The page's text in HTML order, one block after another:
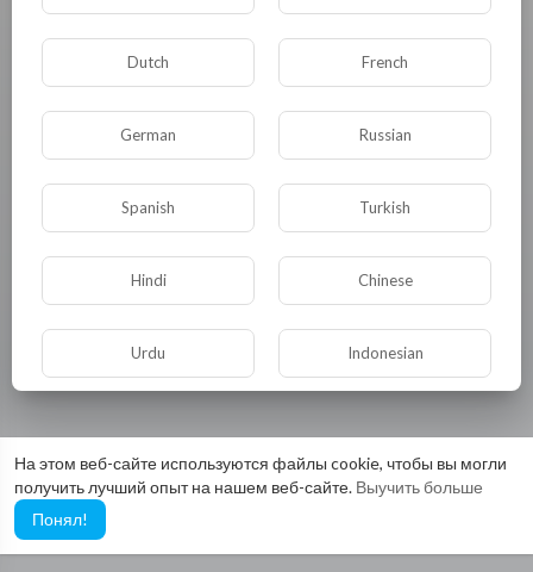
На этом веб-сайте используются файлы cookie, чтобы вы могли
получить лучший опыт на нашем веб-сайте. Выучить больше
Понял!
Видео не найдено пока!
Dutch French
German Russian
Spanish Turkish
Hindi Chinese
Urdu Indonesian
Bengali Japanese